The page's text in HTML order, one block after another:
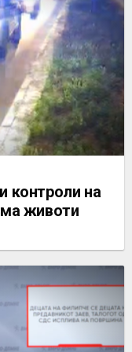
контроли на
животи